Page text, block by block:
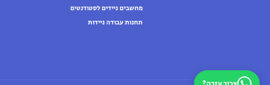
מחשבים ניידים לסטודנטים
תחנות עבודה ניידות